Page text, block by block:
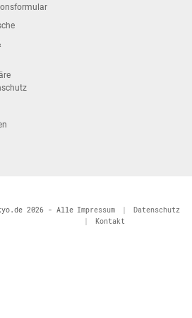
2026 - Alle Impressum
Datenschutz
Kontakt